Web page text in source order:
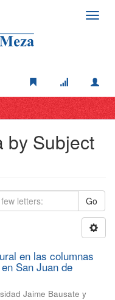
by Subject
Go
en las columnas
San Juan de
Jaime Bausate y